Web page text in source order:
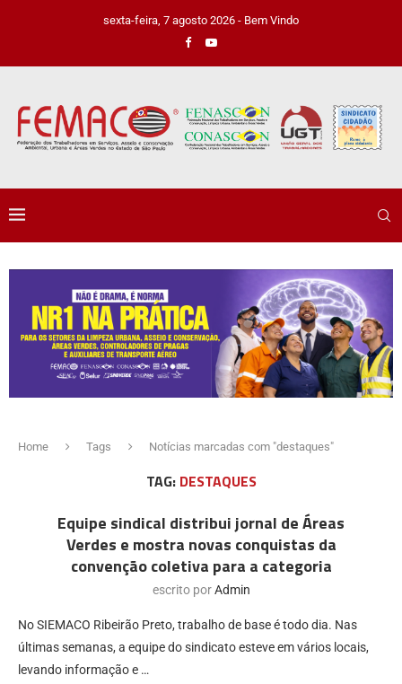
sexta-feira, 7 agosto 2026 - Bem Vindo
Home Tags Notícias marcadas com "destaques"
TAG: DESTAQUES
Equipe sindical distribui jornal de Áreas
Verdes e mostra novas conquistas da
convenção coletiva para a categoria
escrito porAdmin
No SIEMACO Ribeirão Preto, trabalho de base é todo dia. Nas
últimas semanas, a equipe do sindicato esteve em vários locais,
levando informação e …